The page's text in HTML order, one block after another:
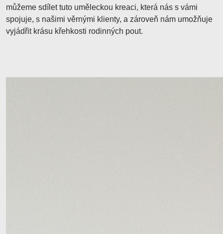
můžeme sdílet tuto uměleckou kreaci, která nás s vámi
spojuje, s našimi věrnými klienty, a zároveň nám umožňuje
vyjádřit krásu křehkosti rodinných pout.